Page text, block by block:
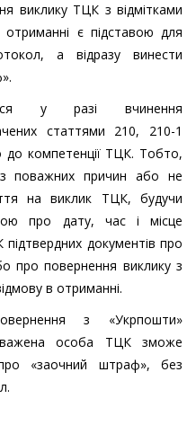
виклику ТЦК з відмітками
є підставою для
а відразу винести
у разі вчинення
статтями 210, 210-1
до компетенції ТЦК. Тобто,
поважних причин або не
на виклик ТЦК, будучи
про дату, час і місце
документів про
про повернення виклику з
в отриманні.
з «Укрпошти»
особа ТЦК зможе
«заочний штраф», без